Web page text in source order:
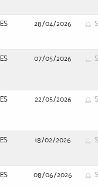
ES 28/04/2026
ES 07/05/2026
ES 22/05/2026
ES 18/02/2026
ES 08/06/2026